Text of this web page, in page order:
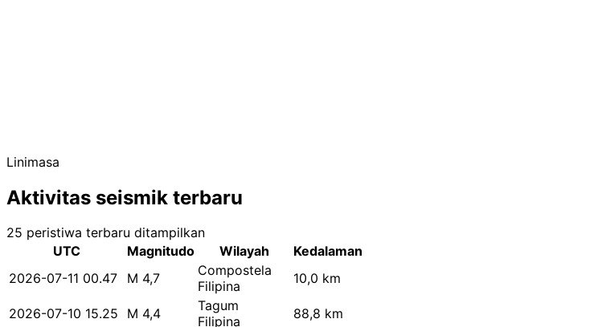
Linimasa
Aktivitas seismik terbaru
25 peristiwa terbaru ditampilkan
UTC
Magnitudo Wilayah
Kedalaman
2026-07-11 00.47
M 4,7
Compostela
Filipina
10,0 km
2026-07-10 15.25 M 4,4
Tagum
Filipina
88,8 km